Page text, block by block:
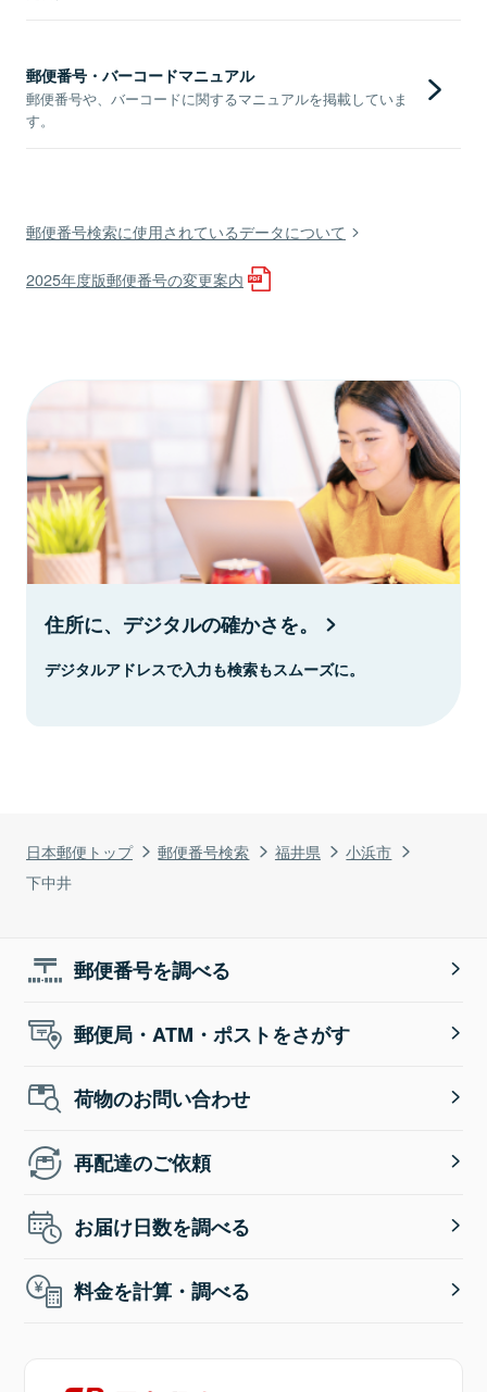
日本郵便トップ 郵便番号検索 福井県
小浜市
下中井
郵便番号・バーコードマニュアル
郵便番号や、バーコードに関するマニュアルを掲載していま
す。
郵便番号検索に使用されているデータについて
2025年度版郵便番号の変更案内
住所に、デジタルの確かさを。
デジタルアドレスで入力も検索もスムーズに。
郵便番号を調べる
郵便局・ATM・ポストをさがす
荷物のお問い合わせ
再配達のご依頼
お届け日数を調べる
料金を計算・調べる